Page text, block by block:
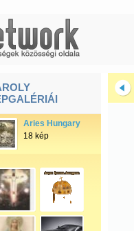
Aries Hungary
18 kép